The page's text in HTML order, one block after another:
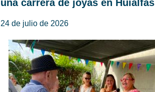
una carrera de joyas en Huialfàs
24 de julio de 2026